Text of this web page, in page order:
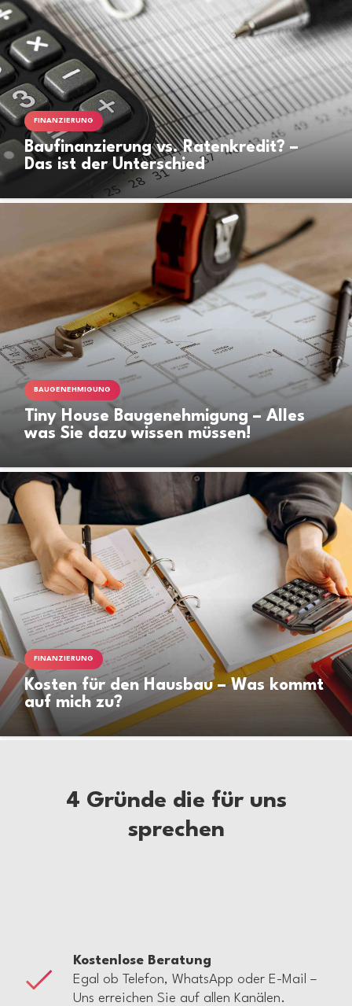
FINANZIERUNG
Baufinanzierung vs. Ratenkredit? –
Das ist der Unterschied
BAUGENEHMIGUNG
Tiny House Baugenehmigung – Alles
was Sie dazu wissen müssen!
FINANZIERUNG
Kosten für den Hausbau – Was kommt
auf mich zu?
4 Gründe die für uns
sprechen
Kostenlose Beratung
Egal ob Telefon, WhatsApp oder E-Mail –
Uns erreichen Sie auf allen Kanälen.